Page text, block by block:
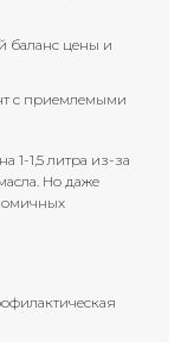
баланс цены и
с приемлемыми
1-1,5 литра из-за
Но даже